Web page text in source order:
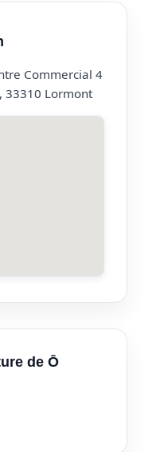
Commercial 4
33310 Lormont
de Ō